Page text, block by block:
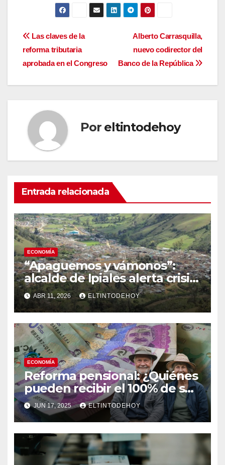
Navegación
de
entradas
Alberto Carrasquilla,
nuevo codirector del
Banco de la República
Las claves de la
reforma tributaria
aprobada en el Congreso
Por eltintodehoy
Entrada relacionada
ECONOMÍA
“Apaguemos y vámonos”:
alcalde de Ipiales alerta crisis
histórica en frontera con
Ecuador
ABR 11, 2026 ELTINTODEHOY
ECONOMÍA
Reforma pensional: ¿Quiénes
pueden recibir el 100% de su
pensión si retiran sus
aportes?
JUN 17, 2025 ELTINTODEHOY